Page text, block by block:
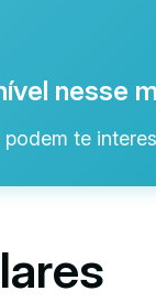
nesse
te